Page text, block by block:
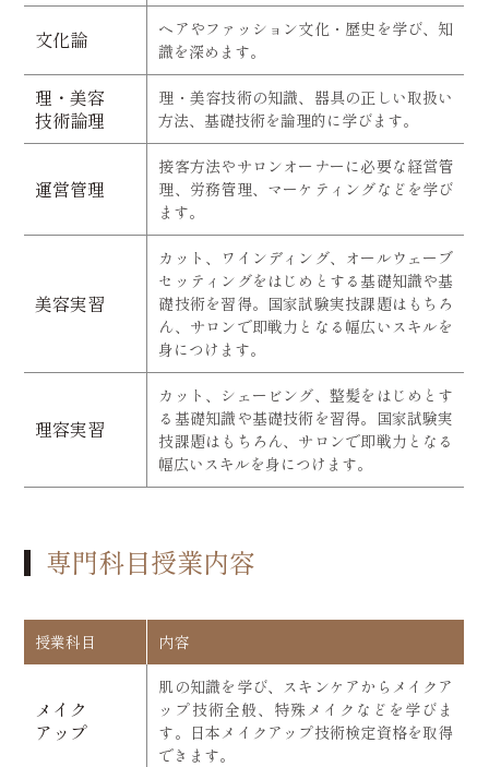
文化論
ヘアやファッション文化・歴史を学び、知
識を深めます。
理・美容
技術論理
理・美容技術の知識、器具の正しい取扱い
方法、基礎技術を論理的に学びます。
運営管理
接客方法やサロンオーナーに必要な経営管
理、労務管理、マーケティングなどを学び
ます。
美容実習
カット、ワインディング、オールウェーブ
セッティングをはじめとする基礎知識や基
礎技術を習得。国家試験実技課題はもちろ
ん、サロンで即戦力となる幅広いスキルを
身につけます。
理容実習
カット、シェービング、整髪をはじめとす
る基礎知識や基礎技術を習得。国家試験実
技課題はもちろん、サロンで即戦力となる
幅広いスキルを身につけます。
専門科目授業内容
授業科目 内容
メイク
アップ
肌の知識を学び、スキンケアからメイクア
ップ技術全般、特殊メイクなどを学びま
す。日本メイクアップ技術検定資格を取得
できます。